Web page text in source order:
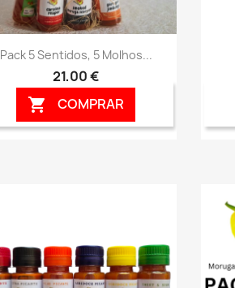
Vista rápida
Pack 5 Sentidos, 5 Molhos...
21,00 €
 COMPRAR